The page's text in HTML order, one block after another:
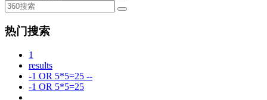
热门搜索
1
results
-1 OR 5*5=25 --
-1 OR 5*5=25